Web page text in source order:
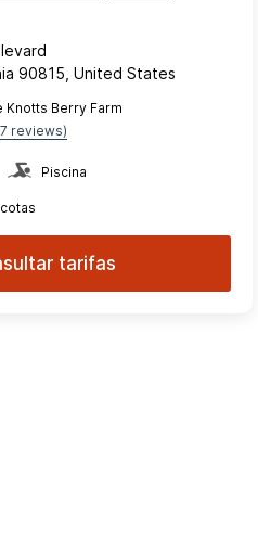
90815, United States
Knotts Berry Farm
reviews)
Piscina
tarifas